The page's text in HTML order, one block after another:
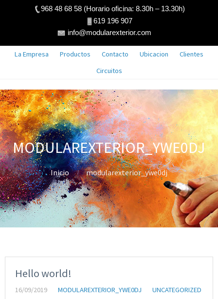
968 48 68 58 (Horario oficina: 8.30h – 13.30h)
619 196 907
info@modularexterior.com
La Empresa Productos Contacto Ubicacion
Clientes
Circuitos
MODULAREXTERIOR_YWE0DJ
Inicio modularexterior_ywe0dj
Hello world!
16/09/2019 MODULAREXTERIOR_YWE0DJ UNCATEGORIZED